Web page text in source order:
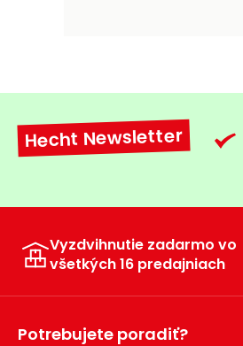
Hecht Newsletter
Vyzdvihnutie zadarmo vo
všetkých 16 predajniach
Potrebujete poradiť?